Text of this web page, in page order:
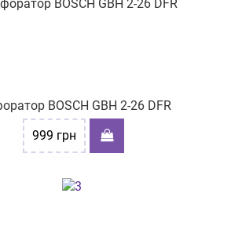
BOSCH GBH 2-26 DFR
999 грн